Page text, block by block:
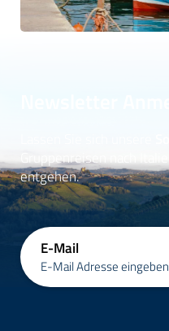
Gruppenreisen nach
entgehen.
E-Mail
E-Mail Adresse eingeben